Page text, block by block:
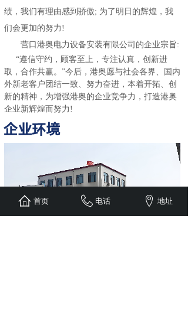
绩，我们有理由感到骄傲; 为了明日的辉煌，我
们会更加的努力!
营口港奥电力设备安装有限公司的企业宗旨:
“遵信守约，顾客至上，专注认真，创新进
取，合作共赢。”今后，港奥愿与社会各界、国内
外新老客户团结一致、努力奋进，本着开拓、创
新的精神，为增强港奥的企业竞争力，打造港奥
企业新辉煌而努力!
企业环境
首页 电话 地址